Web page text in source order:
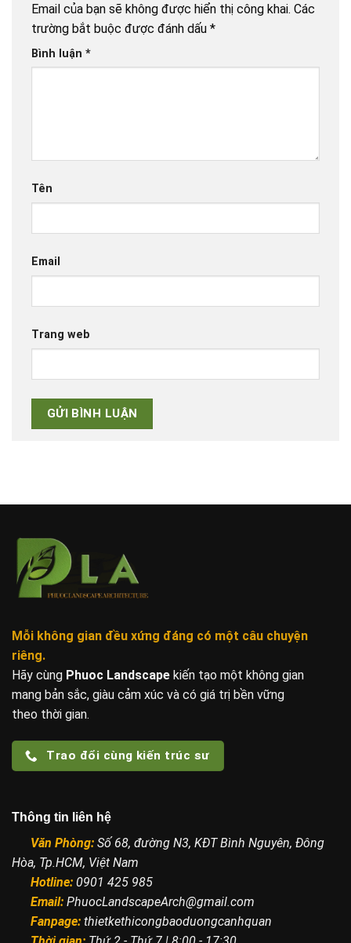
Email của bạn sẽ không được hiển thị công khai. Các
trường bắt buộc được đánh dấu *
Bình luận *
Tên
Email
Trang web
Mỗi không gian đều xứng đáng có một câu chuyện
riêng.
Hãy cùng Phuoc Landscape kiến tạo một không gian
mang bản sắc, giàu cảm xúc và có giá trị bền vững
theo thời gian.
Trao đổi cùng kiến trúc sư
Thông tin liên hệ
Văn Phòng: Số 68, đường N3, KĐT Bình Nguyên, Đông
Hòa, Tp.HCM, Việt Nam
Hotline: 0901 425 985
Email: PhuocLandscapeArch@gmail.com
Fanpage: thietkethicongbaoduongcanhquan